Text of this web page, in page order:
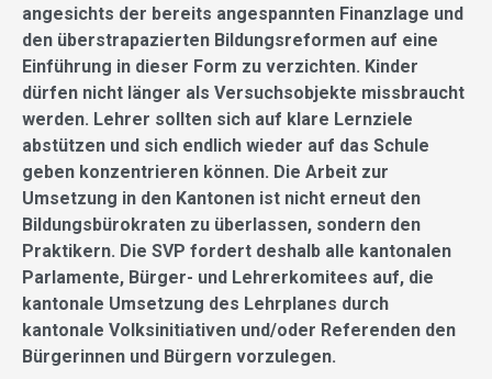
angesichts der bereits angespannten Finanzlage und
den überstrapazierten Bildungsreformen auf eine
Einführung in dieser Form zu verzichten. Kinder
dürfen nicht länger als Versuchsobjekte missbraucht
werden. Lehrer sollten sich auf klare Lernziele
abstützen und sich endlich wieder auf das Schule
geben konzentrieren können. Die Arbeit zur
Umsetzung in den Kantonen ist nicht erneut den
Bildungsbürokraten zu überlassen, sondern den
Praktikern. Die SVP fordert deshalb alle kantonalen
Parlamente, Bürger- und Lehrerkomitees auf, die
kantonale Umsetzung des Lehrplanes durch
kantonale Volksinitiativen und/oder Referenden den
Bürgerinnen und Bürgern vorzulegen.